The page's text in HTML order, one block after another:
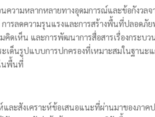
วามหลากหลายทางอุดมการณ์และข้อกังวล
ารลดความรุนแรงและการสร้างพื้นที่ปลอดภั
คิดเห็น และการพัฒนาการสื่อสารเรื่องกระ
ะเด็นรูปแบบการปกครองที่เหมาะสมในฐาน
นพื้นที่
และสังเคราะห์ข้อเสนอแนะที่ผ่านมาของภ